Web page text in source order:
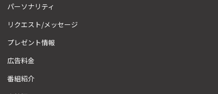
パーソナリティ
リクエスト/メッセージ
プレゼント情報
広告料金
番組紹介